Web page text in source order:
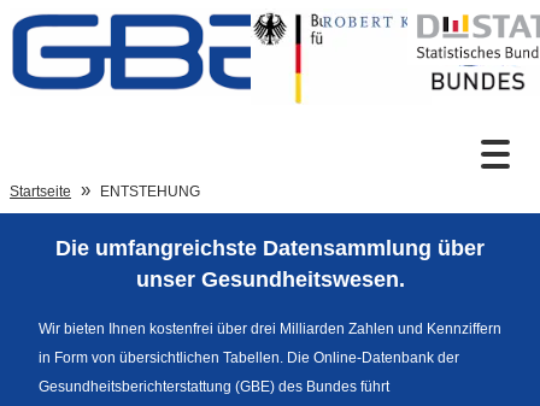
Zum Inhalt
Sprachumschaltung
Fußzeile
Startseite ENTSTEHUNG
Die umfangreichste Datensammlung über
unser Gesundheitswesen.
Wir bieten Ihnen kostenfrei über drei Milliarden Zahlen und Kennziffern
in Form von übersichtlichen Tabellen. Die Online-Datenbank der
Gesundheitsberichterstattung (GBE) des Bundes führt